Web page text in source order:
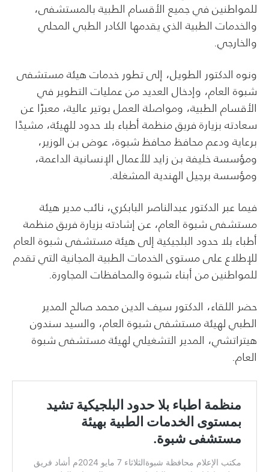
للمواطنين في جميع الأقسام الطبية بالمستشفى،
والخدمات الطبية الذي يقدمها الكادر الطبي المحلي
والخارجي.
ونوه الدكتور الطويل، إلى تطور خدمات هيئة مستشفى
شبوة العام، وإدخال العديد من عمليات التطوير في
الأقسام الطبية، ومواصلة العمل بوتير عالية، معبرًا عن
سعادته بزيارة فريق منظمة أطباء بلا حدود للهيئة، مشيدًا
برعاية ودعم محافظ محافظ شبوة، عوض بن الوزير،
ومؤسسة خليفة بن زايد للأعمال الإنسانية الداعمة،
ومؤسسة برجيل الهندية المشغلة.
فيما عبر الدكتور عبدالناصر البابكري، نائب مدير هيئة
مستشفى شبوة العام، عن إشادته بزيارة فريق منظمة
أطباء بلا حدود البلجيكية إلى هيئة مستشفى شبوة العام
للإطلاع على مستوى الخدمات الطبية المجانية التي تقدم
للمواطنين من أبناء شبوة والمحافظات المجاورة.
حضر اللقاء، الدكتور سيف الدين محمد صالح المدير
الطبي لهيئة مستشفى شبوة العام، والسيد سندون
هيتراتشي، المدير التشغيلي لهيئة مستشفى شبوة
العام.